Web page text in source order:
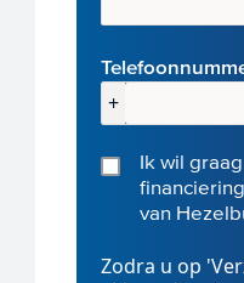
+
Ik wil
van
Zodra u op